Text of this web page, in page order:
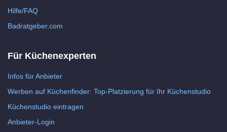
Hilfe/FAQ
Badratgeber.com
Für Küchenexperten
Infos für Anbieter
Werben auf Küchenfinder: Top-Platzierung für Ihr Küchenstudio
Küchenstudio eintragen
Anbieter-Login